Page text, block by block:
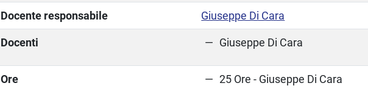
Docente responsabile Giuseppe Di Cara
Docenti Giuseppe Di Cara
Ore 25 Ore - Giuseppe Di Cara